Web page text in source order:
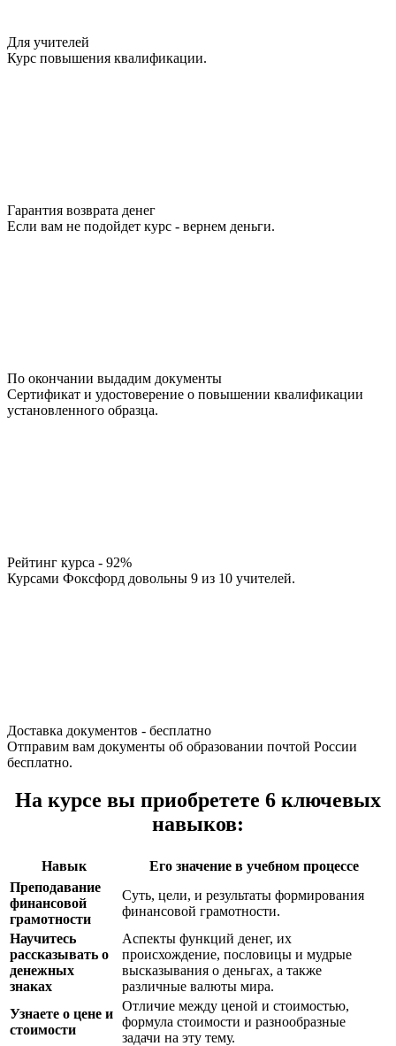
Для учителей
Курс повышения квалификации.
Гарантия возврата денег
Если вам не подойдет курс - вернем деньги.
По окончании выдадим документы
Сертификат и удостоверение о повышении квалификации
установленного образца.
Рейтинг курса - 92%
Курсами Фоксфорд довольны 9 из 10 учителей.
Доставка документов - бесплатно
Отправим вам документы об образовании почтой России
бесплатно.
На курсе вы приобретете 6 ключевых
навыков:
Навык
Его значение в учебном процессе
Преподавание
финансовой
грамотности
Суть, цели, и результаты формирования
финансовой грамотности.
Научитесь
рассказывать о
денежных
знаках
Аспекты функций денег, их
происхождение, пословицы и мудрые
высказывания о деньгах, а также
различные валюты мира.
Узнаете о цене и
стоимости
Отличие между ценой и стоимостью,
формула стоимости и разнообразные
задачи на эту тему.